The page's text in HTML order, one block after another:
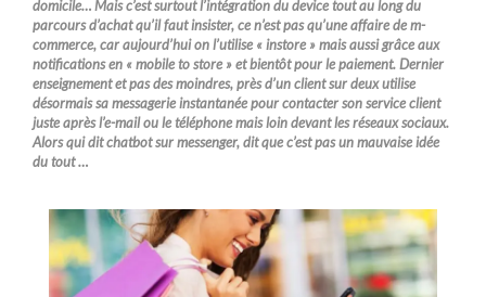
domicile… Mais c’est surtout l’intégration du device tout au long du
parcours d’achat qu’il faut insister, ce n’est pas qu’une affaire de m-
commerce, car aujourd’hui on l’utilise « instore » mais aussi grâce aux
notifications en « mobile to store » et bientôt pour le paiement. Dernier
enseignement et pas des moindres, près d’un client sur deux utilise
désormais sa messagerie instantanée pour contacter son service client
juste après l’e-mail ou le téléphone mais loin devant les réseaux sociaux.
Alors qui dit chatbot sur messenger, dit que c’est pas un mauvaise idée
du tout …